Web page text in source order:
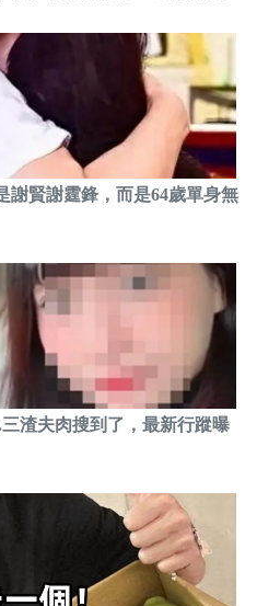
謝賢謝霆鋒，而是64歲單身無
渣夫肉搜到了，最新行蹤曝